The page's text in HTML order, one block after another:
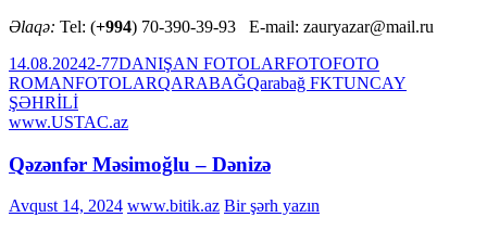
Əlaqə: Tel: (+994) 70-390-39-93 E-mail: zauryazar@mail.ru
14.08.20242-77DANIŞAN FOTOLARFOTOFOTO
ROMANFOTOLARQARABAĞQarabağ FKTUNCAY
ŞƏHRİLİ
www.USTAC.az
Qəzənfər Məsimoğlu – Dənizə
Avqust 14, 2024 www.bitik.az Bir şərh yazın